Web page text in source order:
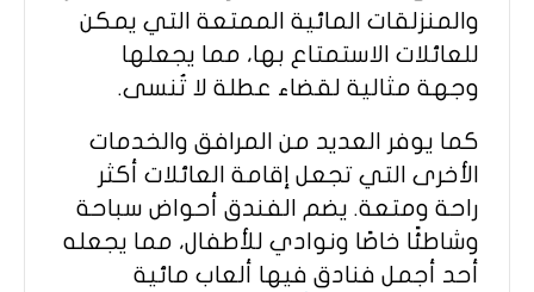
والمنزلقات المائية الممتعة التي يمكن
للعائلات الاستمتاع بها، مما يجعلها
وجهة مثالية لقضاء عطلة لا تُنسى.
كما يوفر العديد من المرافق والخدمات
الأخرى التي تجعل إقامة العائلات أكثر
راحة ومتعة. يضم الفندق أحواض سباحة
وشاطئًا خاصًا ونوادي للأطفال، مما يجعله
أحد أجمل فنادق فيها ألعاب مائية